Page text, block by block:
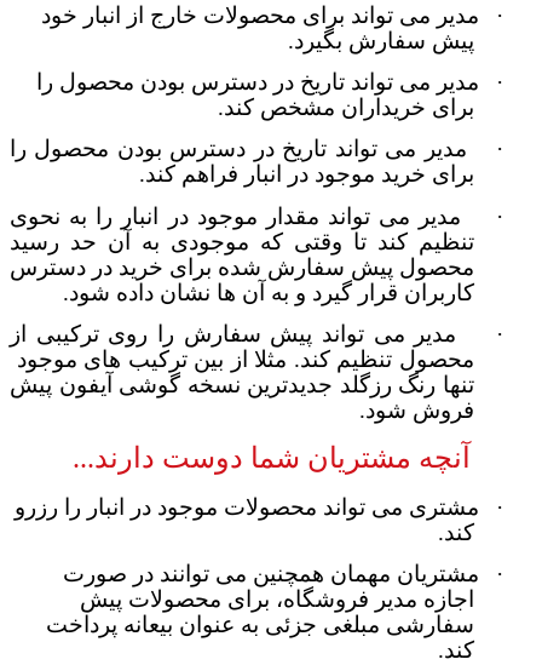
·
مدیر می تواند برای محصولات خارج از انبار خود
پیش سفارش بگیرد.
·
مدیر می تواند تاریخ در دسترس بودن محصول را
برای خریداران مشخص کند.
·
مدیر می تواند تاریخ در دسترس بودن محصول را
برای خرید موجود در انبار فراهم کند.
·
مدیر می تواند مقدار موجود در انبار را به نحوی
تنظیم کند تا وقتی که موجودی به آن حد رسید
محصول پیش سفارش شده برای خرید در دسترس
کاربران قرار گیرد و به آن ها نشان داده شود.
·
مدیر می تواند پیش سفارش را روی ترکیبی از
محصول تنظیم کند. مثلا از بین ترکیب های موجود
تنها رنگ رزگلد جدیدترین نسخه گوشی آیفون پیش
فروش شود.
آنچه مشتریان شما دوست دارند...
·
مشتری می تواند محصولات موجود در انبار را رزرو
کند.
·
مشتریان مهمان همچنین می توانند در صورت
اجازه مدیر فروشگاه، برای محصولات پیش
سفارشی مبلغی جزئی به عنوان بیعانه پرداخت
کند.